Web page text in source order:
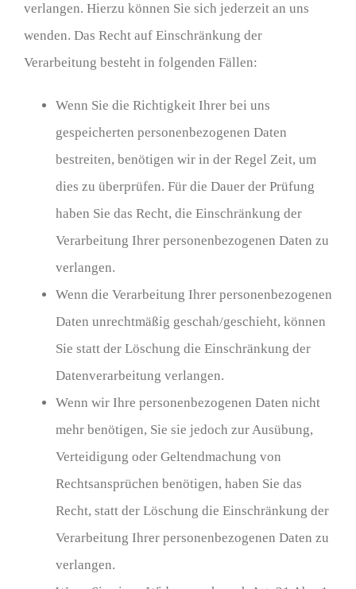
verlangen. Hierzu können Sie sich jederzeit an uns
wenden. Das Recht auf Einschränkung der
Verarbeitung besteht in folgenden Fällen:
Wenn Sie die Richtigkeit Ihrer bei uns
gespeicherten personenbezogenen Daten
bestreiten, benötigen wir in der Regel Zeit, um
dies zu überprüfen. Für die Dauer der Prüfung
haben Sie das Recht, die Einschränkung der
Verarbeitung Ihrer personenbezogenen Daten zu
verlangen.
Wenn die Verarbeitung Ihrer personenbezogenen
Daten unrechtmäßig geschah/geschieht, können
Sie statt der Löschung die Einschränkung der
Datenverarbeitung verlangen.
Wenn wir Ihre personenbezogenen Daten nicht
mehr benötigen, Sie sie jedoch zur Ausübung,
Verteidigung oder Geltendmachung von
Rechtsansprüchen benötigen, haben Sie das
Recht, statt der Löschung die Einschränkung der
Verarbeitung Ihrer personenbezogenen Daten zu
verlangen.